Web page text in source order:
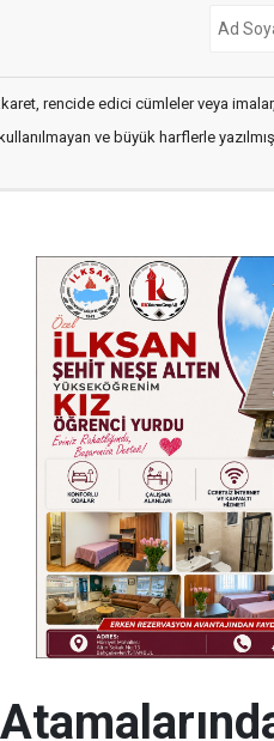
rencide edici cümleler veya
ve büyük harflerle